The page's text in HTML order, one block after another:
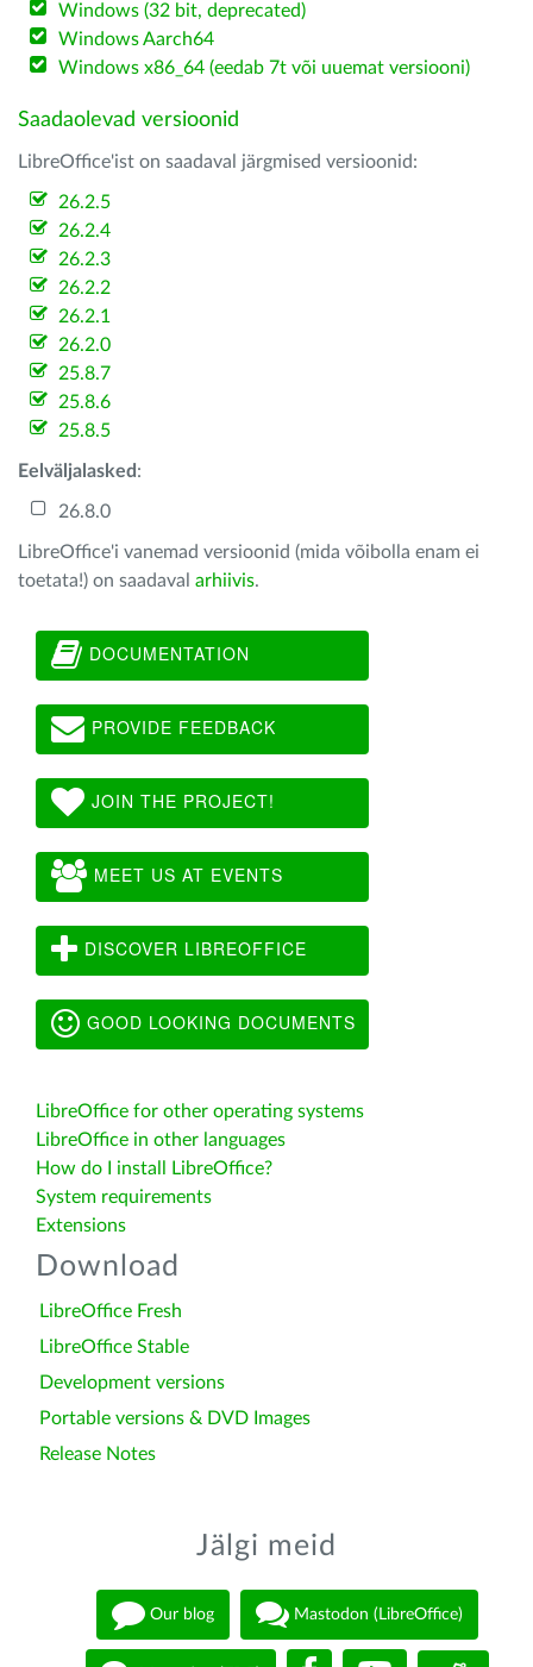
Windows (32 bit, deprecated)
Windows Aarch64
Windows x86_64 (eedab 7t või uuemat versiooni)
Saadaolevad versioonid
LibreOffice'ist on saadaval järgmised versioonid:
26.2.5
26.2.4
26.2.3
26.2.2
26.2.1
26.2.0
25.8.7
25.8.6
25.8.5
Eelväljalasked :
26.8.0
LibreOffice'i vanemad versioonid (mida võibolla enam ei
toetata!) on saadaval arhiivis.
DOCUMENTATION
PROVIDE FEEDBACK
JOIN THE PROJECT!
MEET US AT EVENTS
DISCOVER LIBREOFFICE
GOOD LOOKING DOCUMENTS
LibreOffice for other operating systems
LibreOffice in other languages
How do I install LibreOffice?
System requirements
Extensions
Download
LibreOffice Fresh
LibreOffice Stable
Development versions
Portable versions & DVD Images
Release Notes
Jälgi meid
Our blog Mastodon (LibreOffice)